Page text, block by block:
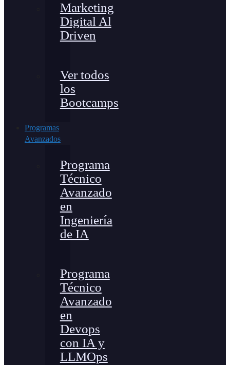
Marketing
Digital Al
Driven
Ver todos
los
Bootcamps
Programas
Avanzados
Programa
Técnico
Avanzado
en
Ingeniería
de IA
Programa
Técnico
Avanzado
en
Devops
con IA y
LLMOps